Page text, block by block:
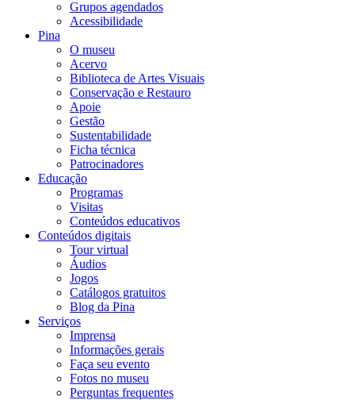
Grupos agendados
Acessibilidade
Pina
O museu
Acervo
Biblioteca de Artes Visuais
Conservação e Restauro
Apoie
Gestão
Sustentabilidade
Ficha técnica
Patrocinadores
Educação
Programas
Visitas
Conteúdos educativos​
Conteúdos digitais
Tour virtual
Áudios
Jogos
Catálogos gratuitos
Blog da Pina
Serviços
Imprensa
Informações gerais
Faça seu evento
Fotos no museu
Perguntas frequentes